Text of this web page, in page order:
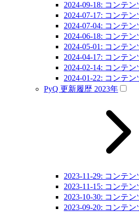
2024-09-18: コンテ
2024-07-17: コンテ
2024-07-04: コンテ
2024-06-18: コンテ
2024-05-01: コンテ
2024-04-17: コンテ
2024-02-14: コンテ
2024-01-22: コンテ
PyQ 更新履歴 2023年
2023-11-29: コンテ
2023-11-15: コンテ
2023-10-30: コンテ
2023-09-20: コンテ